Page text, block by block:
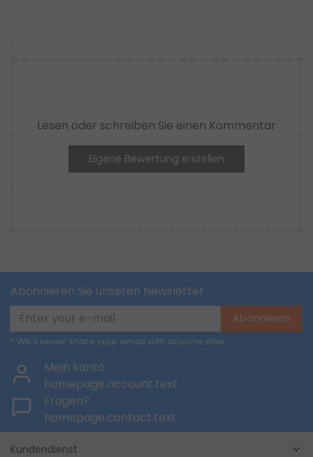
Lesen oder schreiben Sie einen Kommentar
Eigene Bewertung erstellen
Abonnieren Sie unseren Newsletter
Abonnieren
* We'll never share your email with anyone else.
Mein konto
homepage.account.text
Fragen?
homepage.contact.text
Kundendienst